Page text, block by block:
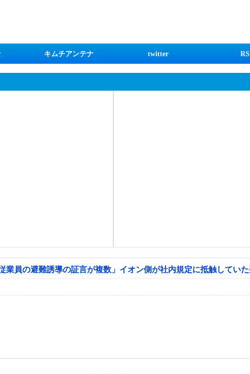
キムチアンテナ twitter
業員の避難誘導の証言が複数」イオン側が社内規定に抵触してい